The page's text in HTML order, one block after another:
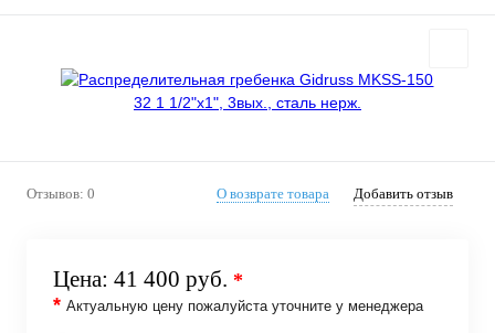
Отзывов: 0 О возврате товара Добавить отзыв
Цена: 41 400 руб. *
* Актуальную цену пожалуйста уточните у менеджера